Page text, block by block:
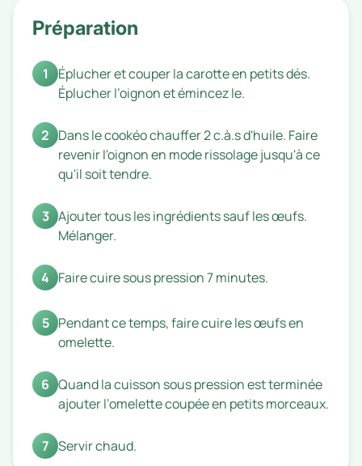
Préparation
1
Éplucher et couper la carotte en petits dés.
Éplucher l’oignon et émincez le.
2 Dans le cookéo chauffer 2 c.à.s d'huile. Faire
revenir l'oignon en mode rissolage jusqu'à ce
qu'il soit tendre.
3 Ajouter tous les ingrédients sauf les œufs.
Mélanger.
4 Faire cuire sous pression 7 minutes.
5 Pendant ce temps, faire cuire les œufs en
omelette.
6 Quand la cuisson sous pression est terminée
ajouter l’omelette coupée en petits morceaux.
7 Servir chaud.